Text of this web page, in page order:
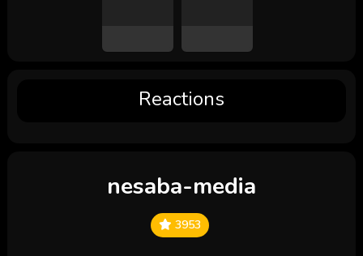
Reactions
nesaba-media
3953